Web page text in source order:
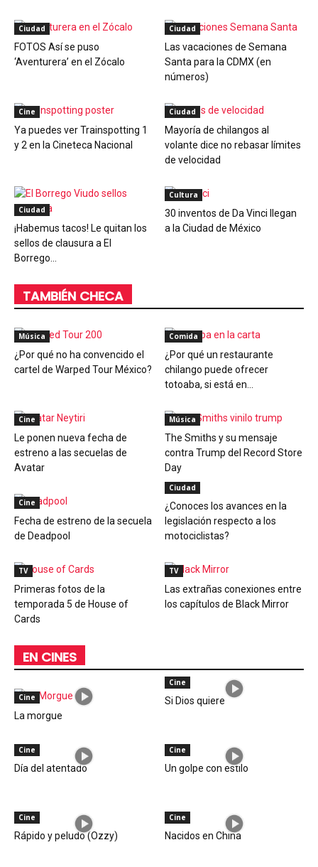
Ciudad
FOTOS Así se puso
‘Aventurera’ en el Zócalo
Ciudad
Las vacaciones de Semana
Santa para la CDMX (en
números)
Cine
Ya puedes ver Trainspotting 1
y 2 en la Cineteca Nacional
Ciudad
Mayoría de chilangos al
volante dice no rebasar límites
de velocidad
Ciudad
¡Habemus tacos! Le quitan los
sellos de clausura a El
Borrego...
Cultura
30 inventos de Da Vinci llegan
a la Ciudad de México
TAMBIÉN CHECA
Música
¿Por qué no ha convencido el
cartel de Warped Tour México?
Comida
¿Por qué un restaurante
chilango puede ofrecer
totoaba, si está en...
Cine
Le ponen nueva fecha de
estreno a las secuelas de
Avatar
Música
The Smiths y su mensaje
contra Trump del Record Store
Day
Cine
Fecha de estreno de la secuela
de Deadpool
Ciudad
¿Conoces los avances en la
legislación respecto a los
motociclistas?
TV
Primeras fotos de la
temporada 5 de House of
Cards
TV
Las extrañas conexiones entre
los capítulos de Black Mirror
EN CINES
Cine
La morgue
Cine
Si Dios quiere
Cine
Día del atentado
Cine
Un golpe con estilo
Cine
Rápido y peludo (Ozzy)
Cine
Nacidos en China